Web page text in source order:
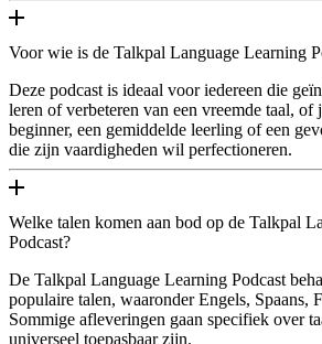
Voor wie is de Talkpal Language Learning
Deze podcast is ideaal voor iedereen die
leren of verbeteren van een vreemde taal, of
beginner, een gemiddelde leerling of een
die zijn vaardigheden wil perfectioneren.
Welke talen komen aan bod op de Talkpal
Podcast?
De Talkpal Language Learning Podcast
populaire talen, waaronder Engels, Spaans,
Sommige afleveringen gaan specifiek over
universeel toepasbaar zijn.